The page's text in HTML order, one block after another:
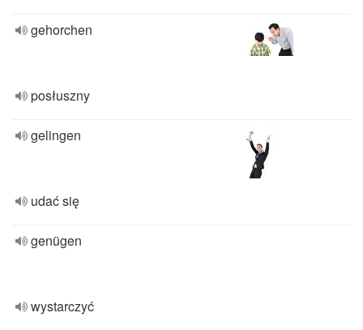
gehorchen
posłuszny
gelingen
udać się
genügen
wystarczyć